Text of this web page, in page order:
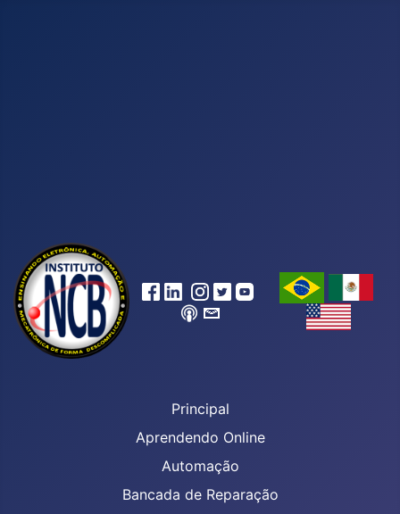
Principal
Aprendendo Online
Automação
Bancada de Reparação